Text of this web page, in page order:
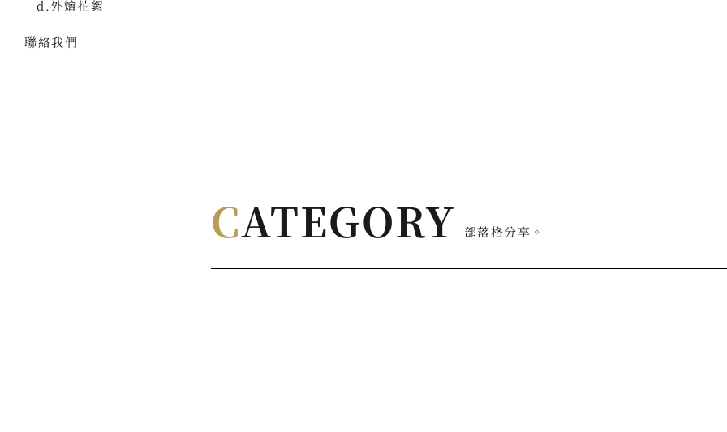
d.外燴花絮
聯絡我們
CATEGORY 部落格分享。